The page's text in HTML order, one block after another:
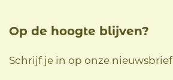
Op de hoogte blijven?
Schrijf je in op onze nieuwsbrief